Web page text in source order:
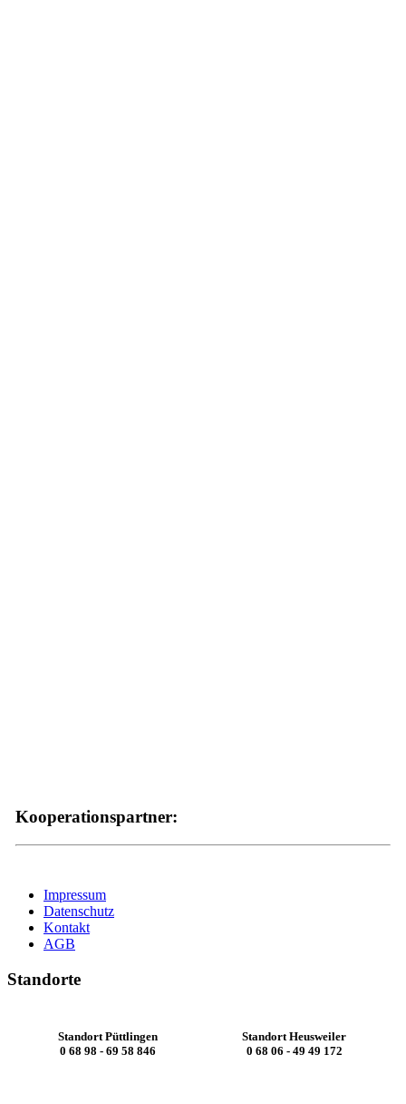
Kooperationspartner:
Impressum
Datenschutz
Kontakt
AGB
Standorte
Standort Püttlingen
0 68 98 - 69 58 846
Standort Heusweiler
0 68 06 - 49 49 172